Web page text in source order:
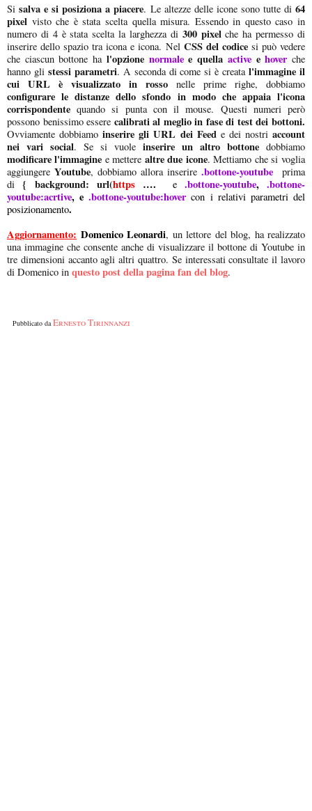
Sisalva e si posiziona a piacere. Le altezze delle icone sono tutte di64
pixel visto che è stata scelta quella misura. Essendo in questo caso in
numero di 4 è stata scelta la larghezza di 300 pixelche ha permesso di
inserire dello spazio tra icona e icona. Nel CSS del codicesi può vedere
che ciascun bottone ha l'opzione normalee quella activeehoverche
hanno gli stessi parametri. A seconda di come si è creatal'immagine il
cui URL è visualizzato in rosso nelle prime righe, dobbiamo
configurare le distanze dello sfondo in modo che appaia l'icona
corrispondente quando si punta con il mouse. Questi numeri però
possono benissimo essere calibrati al meglio in fase di test dei bottoni.
Ovviamente dobbiamoinserire gli URL dei Feede dei nostriaccount
nei vari social. Se si vuole inserire un altro bottone dobbiamo
modificare l'immagine e mettere altre due icone. Mettiamo che si voglia
aggiungere Youtube, dobbiamo allora inserire .bottone-youtube prima
di{ background: url(https …. e .bottone-youtube, .bottone-
youtube:acrtive, e.bottone-youtube:hover con i relativi parametri del
posizionamento.
Aggiornamento: Domenico Leonardi, un lettore del blog, ha realizzato
una immagine che consente anche di visualizzare il bottone di Youtube in
tre dimensioni accanto agli altri quattro. Se interessati consultate il lavoro
di Domenico in questo post della pagina fan del blog.
Pubblicato daErnesto Tirinnanzi